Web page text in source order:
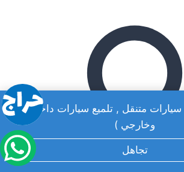
متنقل , تلميع سيارات داخلي
وخارجي )
تجاهل